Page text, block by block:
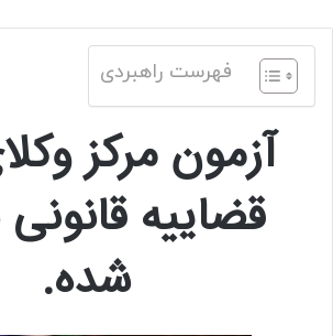
فهرست راهبردی
آزمون مرکز
قضاییه قانونی
شده.